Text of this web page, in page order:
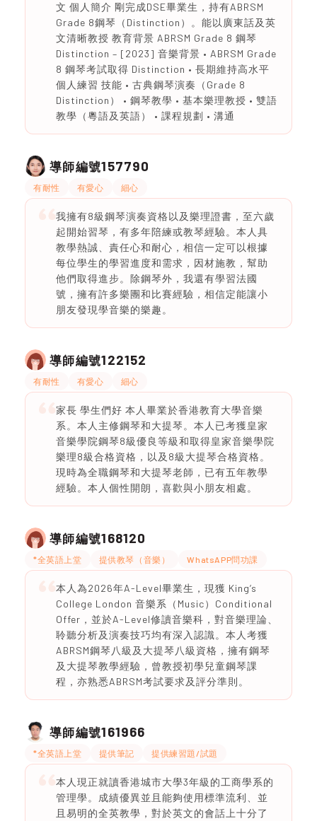
文 個人簡介 剛完成DSE畢業生，持有ABRSM
Grade 8鋼琴（Distinction）。能以廣東話及英
文清晰教授 教育背景 ABRSM Grade 8 鋼琴
Distinction – [2023] 音樂背景 • ABRSM Grade
8 鋼琴考試取得 Distinction • 長期維持高水平
個人練習 技能 • 古典鋼琴演奏（Grade 8
Distinction） • 鋼琴教學 • 基本樂理教授 • 雙語
教學（粵語及英語） • 課程規劃 • 溝通
導師編號157790
有耐性 有愛心 細心
我擁有8級鋼琴演奏資格以及樂理證書，至六歲
起開始習琴，有多年陪練或教琴經驗。本人具
教學熱誠、責任心和耐心，相信一定可以根據
每位學生的學習進度和需求，因材施教，幫助
他們取得進步。除鋼琴外，我還有學習法國
號，擁有許多樂團和比賽經驗，相信定能讓小
朋友發現學音樂的樂趣。
導師編號122152
有耐性 有愛心 細心
家長 學生們好 本人畢業於香港教育大學音樂
系。本人主修鋼琴和大提琴。本人已考獲皇家
音樂學院鋼琴8級優良等級和取得皇家音樂學院
樂理8級合格資格，以及8級大提琴合格資格。
現時為全職鋼琴和大提琴老師，已有五年教學
經驗。本人個性開朗，喜歡與小朋友相處。
導師編號168120
*全英語上堂 提供教琴（音樂） WhatsAPP問功課
本人為2026年A-Level畢業生，現獲 King’s
College London 音樂系（Music）Conditional
Offer，並於A-Level修讀音樂科，對音樂理論、
聆聽分析及演奏技巧均有深入認識。本人考獲
ABRSM鋼琴八級及大提琴八級資格，擁有鋼琴
及大提琴教學經驗，曾教授初學兒童鋼琴課
程，亦熟悉ABRSM考試要求及評分準則。
導師編號161966
*全英語上堂 提供筆記 提供練習題/試題
本人現正就讀香港城市大學3年級的工商學系的
管理學。成績優異並且能夠使用標準流利、並
且易明的全英教學，對於英文的會話上十分了